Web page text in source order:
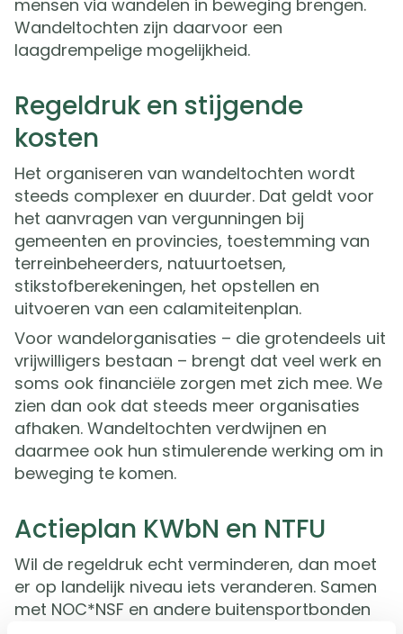
mensen via wandelen in beweging brengen.
Wandeltochten zijn daarvoor een
laagdrempelige mogelijkheid.
Regeldruk en stijgende
kosten
Het organiseren van wandeltochten wordt
steeds complexer en duurder. Dat geldt voor
het aanvragen van vergunningen bij
gemeenten en provincies, toestemming van
terreinbeheerders, natuurtoetsen,
stikstofberekeningen, het opstellen en
uitvoeren van een calamiteitenplan.
Voor wandelorganisaties – die grotendeels uit
vrijwilligers bestaan – brengt dat veel werk en
soms ook financiële zorgen met zich mee. We
zien dan ook dat steeds meer organisaties
afhaken. Wandeltochten verdwijnen en
daarmee ook hun stimulerende werking om in
beweging te komen.
Actieplan KWbN en NTFU
Wil de regeldruk echt verminderen, dan moet
er op landelijk niveau iets veranderen. Samen
met NOC*NSF en andere buitensportbonden